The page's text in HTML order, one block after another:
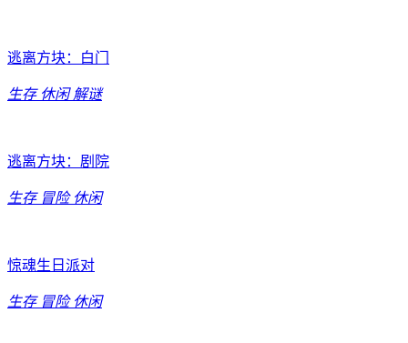
逃离方块：白门
生存 休闲 解谜
逃离方块：剧院
生存 冒险 休闲
惊魂生日派对
生存 冒险 休闲